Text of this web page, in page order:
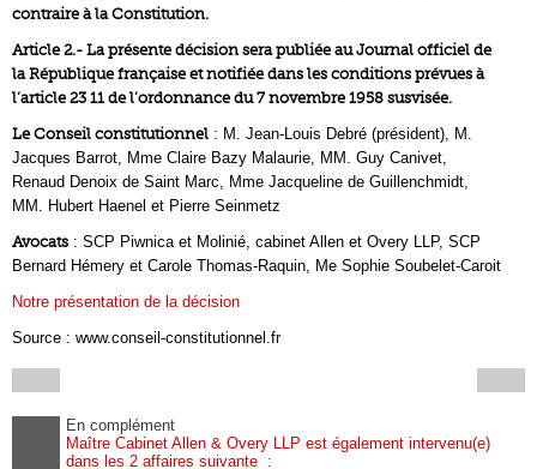
contraire à la Constitution.
Article 2.- La présente décision sera publiée au Journal officiel de
la République française et notifiée dans les conditions prévues à
l’article 23 11 de l’ordonnance du 7 novembre 1958 susvisée.
Le Conseil constitutionnel : M. Jean-Louis Debré (président), M.
Jacques Barrot, Mme Claire Bazy Malaurie, MM. Guy Canivet,
Renaud Denoix de Saint Marc, Mme Jacqueline de Guillenchmidt,
MM. Hubert Haenel et Pierre Seinmetz
Avocats : SCP Piwnica et Molinié, cabinet Allen et Overy LLP, SCP
Bernard Hémery et Carole Thomas-Raquin, Me Sophie Soubelet-Caroit
Notre présentation de la décision
Source : www.conseil-constitutionnel.fr
En complément
Maître Cabinet Allen & Overy LLP est également intervenu(e)
dans les 2 affaires suivante :